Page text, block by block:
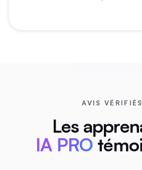
AVIS VÉRIFIÉS
Les
IA PRO